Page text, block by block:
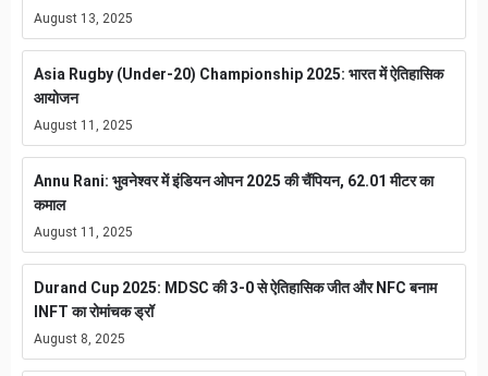
August 13, 2025
Asia Rugby (Under-20) Championship 2025: भारत में ऐतिहासिक
आयोजन
August 11, 2025
Annu Rani: भुवनेश्वर में इंडियन ओपन 2025 की चैंपियन, 62.01 मीटर का
कमाल
August 11, 2025
Durand Cup 2025: MDSC की 3-0 से ऐतिहासिक जीत और NFC बनाम
INFT का रोमांचक ड्रॉ
August 8, 2025